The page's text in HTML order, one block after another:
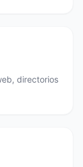
directorios